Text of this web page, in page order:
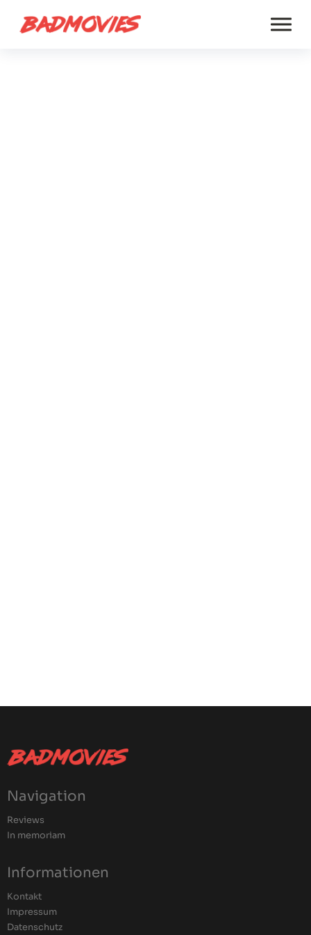
Navigation
Reviews
In memoriam
Informationen
Kontakt
Impressum
Datenschutz